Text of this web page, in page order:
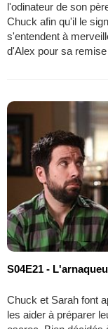
l'odinateur de son
Chuck afin qu'il le
s'entendent à
d'Alex pour sa
S04E21 -
Chuck et Sarah font
les aider à préparer